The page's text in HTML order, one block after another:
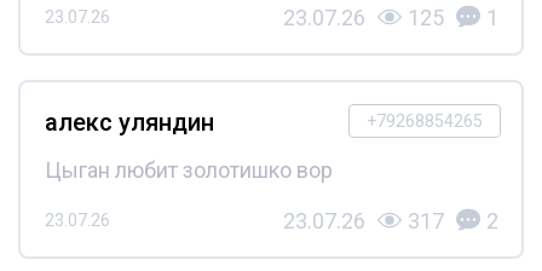
23.07.26 23.07.26 125 1
+79268854265
алекс уляндин
Цыган любит золотишко вор
23.07.26 23.07.26 317 2